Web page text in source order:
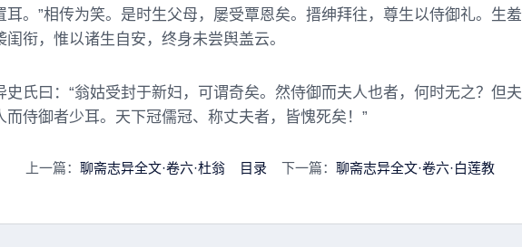
耳。”相传为笑。是时生父母，屡受覃恩矣。搢绅拜往，尊生以侍御礼。生羞
闺衔，惟以诸生自安，终身未尝舆盖云。
史氏曰：“翁姑受封于新妇，可谓奇矣。然侍御而夫人也者，何时无之？但夫
而侍御者少耳。天下冠儒冠、称丈夫者，皆愧死矣！”
上一篇： 聊斋志异全文·卷六·杜翁 目录 下一篇： 聊斋志异全文·卷六·白莲教